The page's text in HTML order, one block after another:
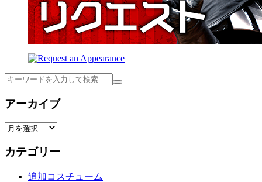
検
アーカイブ
ア
カ
カテゴリー
追加コスチューム